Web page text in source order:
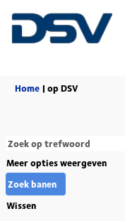
Home | op DSV(huidige
Meer opties weergeven
Wissen